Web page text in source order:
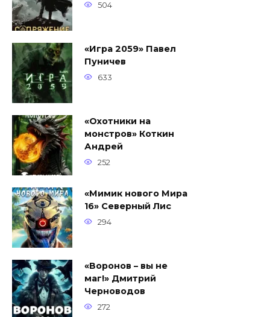
504
«Игра 2059» Павел
Пуничев
633
«Охотники на
монстров» Коткин
Андрей
252
«Мимик нового Мира
16» Северный Лис
294
«Воронов – вы не
маг!» Дмитрий
Черноводов
272